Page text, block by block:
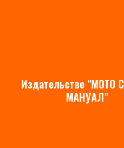
Издательство "МОТО
МАНУАЛ"
Honda